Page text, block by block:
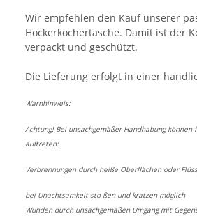
Wir empfehlen den Kauf unserer
Hockerkochertasche. Damit ist der
verpackt und geschützt.
Die Lieferung erfolgt in einer
Warnhinweis:
Achtung! Bei unsachgemäßer Handhabung können
auftreten:
Verbrennungen durch heiße Oberflächen oder
bei Unachtsamkeit sto ßen und kratzen möglich
Wunden durch unsachgemäßen Umgang mit